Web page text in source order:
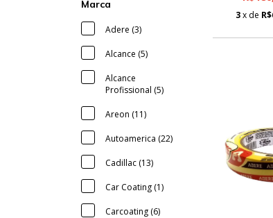
Marca
Adere (3)
Alcance (5)
Alcance
Profissional (5)
Areon (11)
Autoamerica (22)
Cadillac (13)
Car Coating (1)
Carcoating (6)
3x de